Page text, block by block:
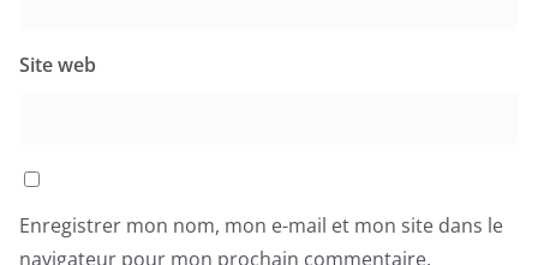
Site web
Enregistrer mon nom, mon e-mail et mon site dans le
navigateur pour mon prochain commentaire.